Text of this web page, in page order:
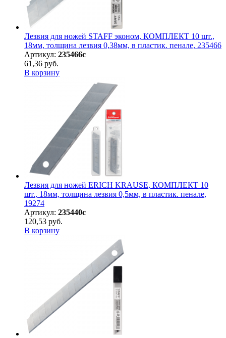
Лезвия для ножей STAFF эконом, КОМПЛЕКТ 10 шт.,
18мм, толщина лезвия 0,38мм, в пластик. пенале, 235466
Артикул: 235466с
61,36 руб.
В корзину
Лезвия для ножей ERICH KRAUSE, КОМПЛЕКТ 10
шт., 18мм, толщина лезвия 0,5мм, в пластик. пенале,
19274
Артикул: 235440с
120,53 руб.
В корзину